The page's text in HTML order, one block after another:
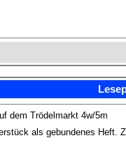
dem Trödelmarkt 4w/5m
als gebundenes Heft.